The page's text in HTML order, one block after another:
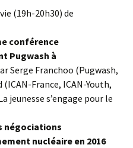
(19h-20h30) de
conférence
Pugwash à
Serge Franchoo (Pugwash,
France, ICAN-Youth,
jeunesse s’engage pour le
négociations
nucléaire en 2016